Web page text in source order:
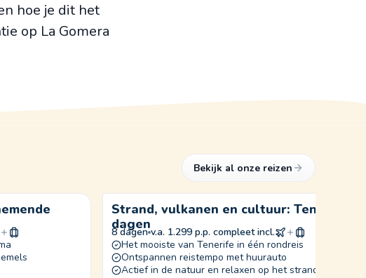
hoe je dit het
op La Gomera
Bekijk al onze reizen
Strand, vulkanen en cultuur: Tenerife in
dagen
8 dagen v.a. 1.299 p.p. compleet incl.
Het mooiste van Tenerife in één rondreis
Ontspannen reistempo met huurauto
Actief in de natuur en relaxen op het strand